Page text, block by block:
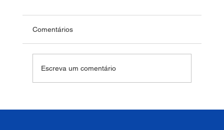
Comentários
Escreva um comentário